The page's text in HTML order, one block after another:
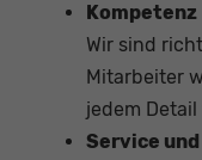
Kompetenz
Wir sind
Mitarbeiter
jedem
Service